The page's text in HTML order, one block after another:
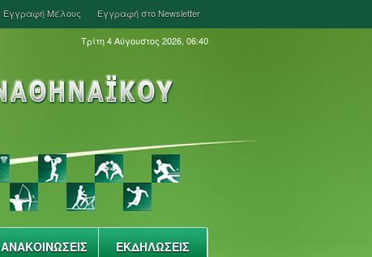
Εγγραφή Μέλους Εγγραφή στο Newsletter
Τρίτη 4 Αύγουστος 2026, 06:40
ΑΝΑΚΟΙΝΩΣΕΙΣ ΕΚΔΗΛΩΣΕΙΣ